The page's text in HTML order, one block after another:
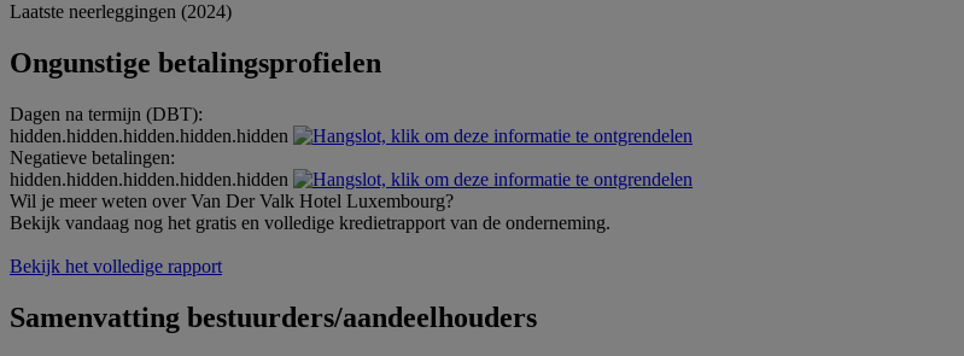
Laatste neerleggingen (2024)
Ongunstige betalingsprofielen
Dagen na termijn (DBT):
hidden.hidden.hidden.hidden.hidden
Negatieve betalingen:
hidden.hidden.hidden.hidden.hidden
Wil je meer weten over Van Der Valk Hotel Luxembourg?
Bekijk vandaag nog het gratis en volledige kredietrapport van de onderneming.
Bekijk het volledige rapport
Samenvatting bestuurders/aandeelhouders